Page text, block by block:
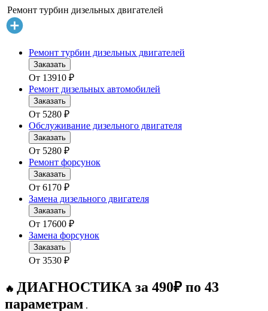
Ремонт турбин дизельных двигателей
Ремонт турбин дизельных двигателей
Заказать
От 13910 ₽
Ремонт дизельных автомобилей
Заказать
От 5280 ₽
Обслуживание дизельного двигателя
Заказать
От 5280 ₽
Ремонт форсунок
Заказать
От 6170 ₽
Замена дизельного двигателя
Заказать
От 17600 ₽
Замена форсунок
Заказать
От 3530 ₽
🔥 ДИАГНОСТИКА за 490₽ по 43
параметрам .